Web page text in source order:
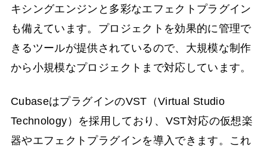
キシングエンジンと多彩なエフェクトプラグイン
も備えています。プロジェクトを効果的に管理で
きるツールが提供されているので、大規模な制作
から小規模なプロジェクトまで対応しています。
CubaseはプラグインのVST（Virtual Studio
Technology）を採用しており、VST対応の仮想楽
器やエフェクトプラグインを導入できます。これ